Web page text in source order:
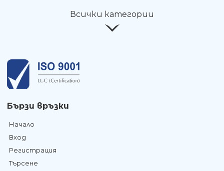
Всички категории
Бързи връзки
Начало
Вход
Регистрация
Търсене